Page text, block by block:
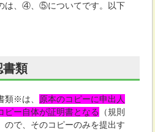
は、④、⑤についてです。以下
書類
類※は、 原本のコピーに申出人
ピー自体が証明書となる
（規則
ので、そのコピーのみを提出す